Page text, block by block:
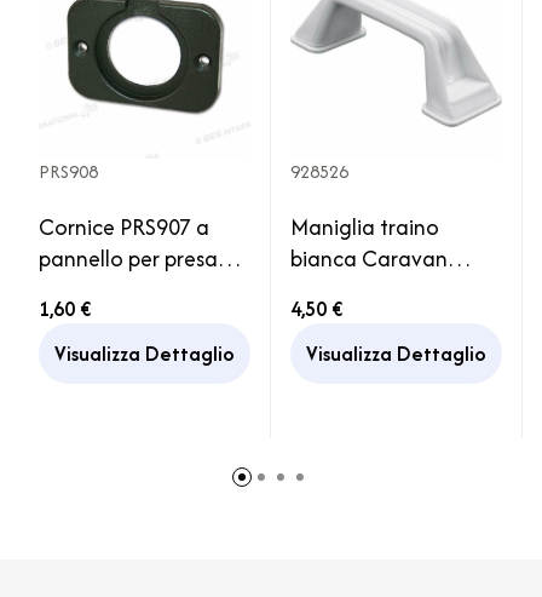
PRS908
Cornice PRS907 a
pannello per presa
1,60 €
Visualizza Dettaglio
928526
Maniglia traino
bianca Caravan
Rimorchio
4,50 €
Visualizza Dettaglio